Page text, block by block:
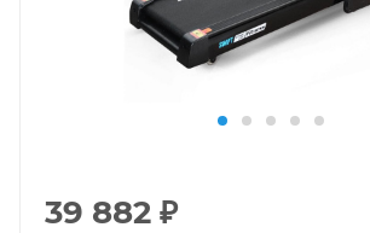
39 882 ₽